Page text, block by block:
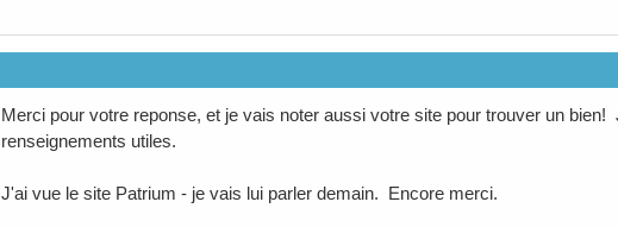
Merci pour votre reponse, et je vais noter aussi votre site pour trouver un
renseignements utiles.
J'ai vue le site Patrium - je vais lui parler demain. Encore merci.